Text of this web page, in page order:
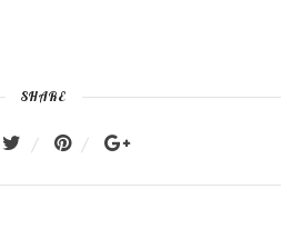
SHARE